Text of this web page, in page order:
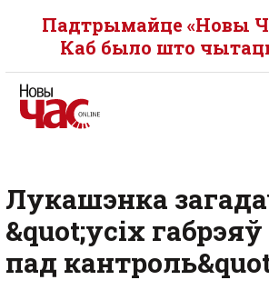
Падтрымайце «Новы
Каб было што
Лукашэнка
&quot;усіх
пад